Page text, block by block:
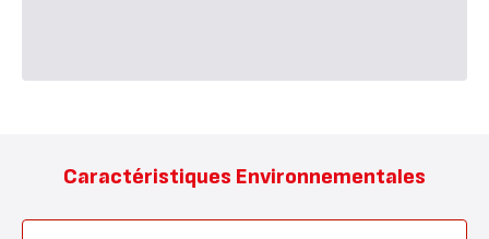
Caractéristiques Environnementales